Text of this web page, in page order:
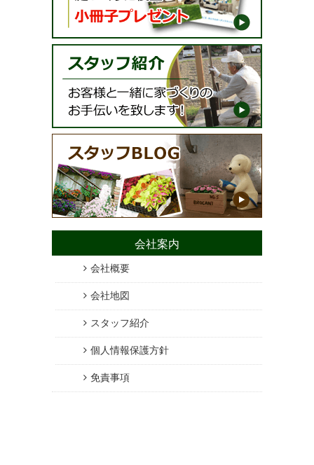
会社案内
会社概要
会社地図
スタッフ紹介
個人情報保護方針
免責事項